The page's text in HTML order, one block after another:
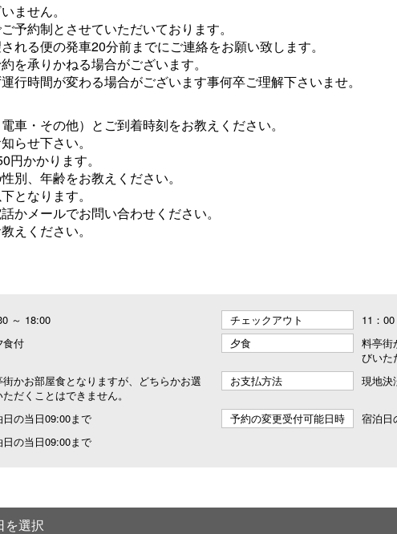
ません。
予約制とさせていただいております。
れる便の発車20分前までにご連絡をお願い致します。
を承りかねる場合がございます。
行時間が変わる場合がございます事何卒ご理解下さいませ。
車・その他）とご到着時刻をお教えください。
らせ下さい。
円かかります。
別、年齢をお教えください。
下となります。
かメールでお問い合わせください。
えください。
～ 18:00 チェックアウト
11：00
食付 夕食
料亭街
びいた
街かお部屋食となりますが、どちらかお選
だくことはできません。
お支払方法 現地決
日の当日09:00まで 予約の変更受付可能日時
宿泊日
日の当日09:00まで
を選択